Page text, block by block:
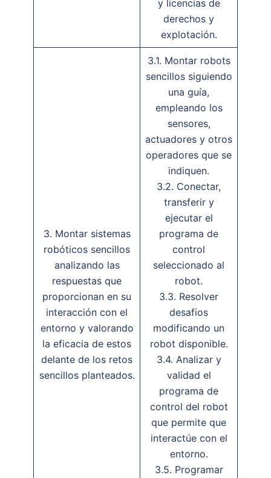
y licencias de
derechos y
explotación.
3. Montar sistemas
robóticos sencillos
analizando las
respuestas que
proporcionan en su
interacción con el
entorno y valorando
la eficacia de estos
delante de los retos
sencillos planteados.
3.1. Montar robots
sencillos siguiendo
una guía,
empleando los
sensores,
actuadores y otros
operadores que se
indiquen.
3.2. Conectar,
transferir y
ejecutar el
programa de
control
seleccionado al
robot.
3.3. Resolver
desafios
modificando un
robot disponible.
3.4. Analizar y
validad el
programa de
control del robot
que permite que
interactúe con el
entorno.
3.5. Programar